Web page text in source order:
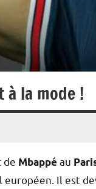
à la mode !
de Mbappéau
Il est